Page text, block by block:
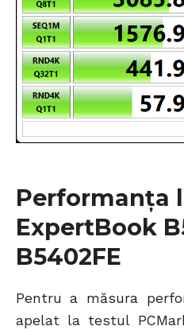
Performanța
ExpertBook
B5402FE
Pentru a măsura
apelat la testul